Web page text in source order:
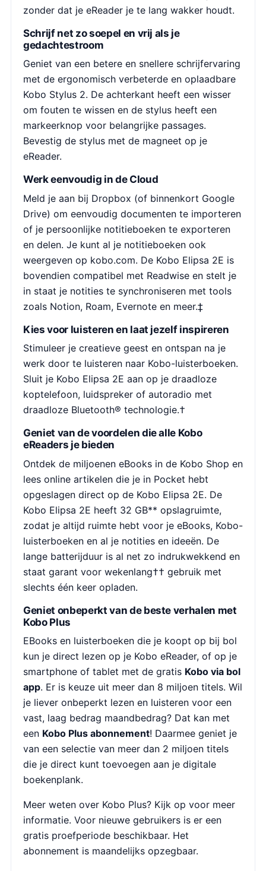
zonder dat je eReader je te lang wakker houdt.
Schrijf net zo soepel en vrij als je
gedachtestroom
Geniet van een betere en snellere schrijfervaring
met de ergonomisch verbeterde en oplaadbare
Kobo Stylus 2. De achterkant heeft een wisser
om fouten te wissen en de stylus heeft een
markeerknop voor belangrijke passages.
Bevestig de stylus met de magneet op je
eReader.
Werk eenvoudig in de Cloud
Meld je aan bij Dropbox (of binnenkort Google
Drive) om eenvoudig documenten te importeren
of je persoonlijke notitieboeken te exporteren
en delen. Je kunt al je notitieboeken ook
weergeven op kobo.com. De Kobo Elipsa 2E is
bovendien compatibel met Readwise en stelt je
in staat je notities te synchroniseren met tools
zoals Notion, Roam, Evernote en meer.‡
Kies voor luisteren en laat jezelf inspireren
Stimuleer je creatieve geest en ontspan na je
werk door te luisteren naar Kobo-luisterboeken.
Sluit je Kobo Elipsa 2E aan op je draadloze
koptelefoon, luidspreker of autoradio met
draadloze Bluetooth® technologie.†
Geniet van de voordelen die alle Kobo
eReaders je bieden
Ontdek de miljoenen eBooks in de Kobo Shop en
lees online artikelen die je in Pocket hebt
opgeslagen direct op de Kobo Elipsa 2E. De
Kobo Elipsa 2E heeft 32 GB** opslagruimte,
zodat je altijd ruimte hebt voor je eBooks, Kobo-
luisterboeken en al je notities en ideeën. De
lange batterijduur is al net zo indrukwekkend en
staat garant voor wekenlang†† gebruik met
slechts één keer opladen.
Geniet onbeperkt van de beste verhalen met
Kobo Plus
EBooks en luisterboeken die je koopt op bij bol
kun je direct lezen op je Kobo eReader, of op je
smartphone of tablet met de gratis Kobo via bol
app. Er is keuze uit meer dan 8 miljoen titels. Wil
je liever onbeperkt lezen en luisteren voor een
vast, laag bedrag maandbedrag? Dat kan met
een Kobo Plus abonnement! Daarmee geniet je
van een selectie van meer dan 2 miljoen titels
die je direct kunt toevoegen aan je digitale
boekenplank.
Meer weten over Kobo Plus? Kijk op voor meer
informatie. Voor nieuwe gebruikers is er een
gratis proefperiode beschikbaar. Het
abonnement is maandelijks opzegbaar.